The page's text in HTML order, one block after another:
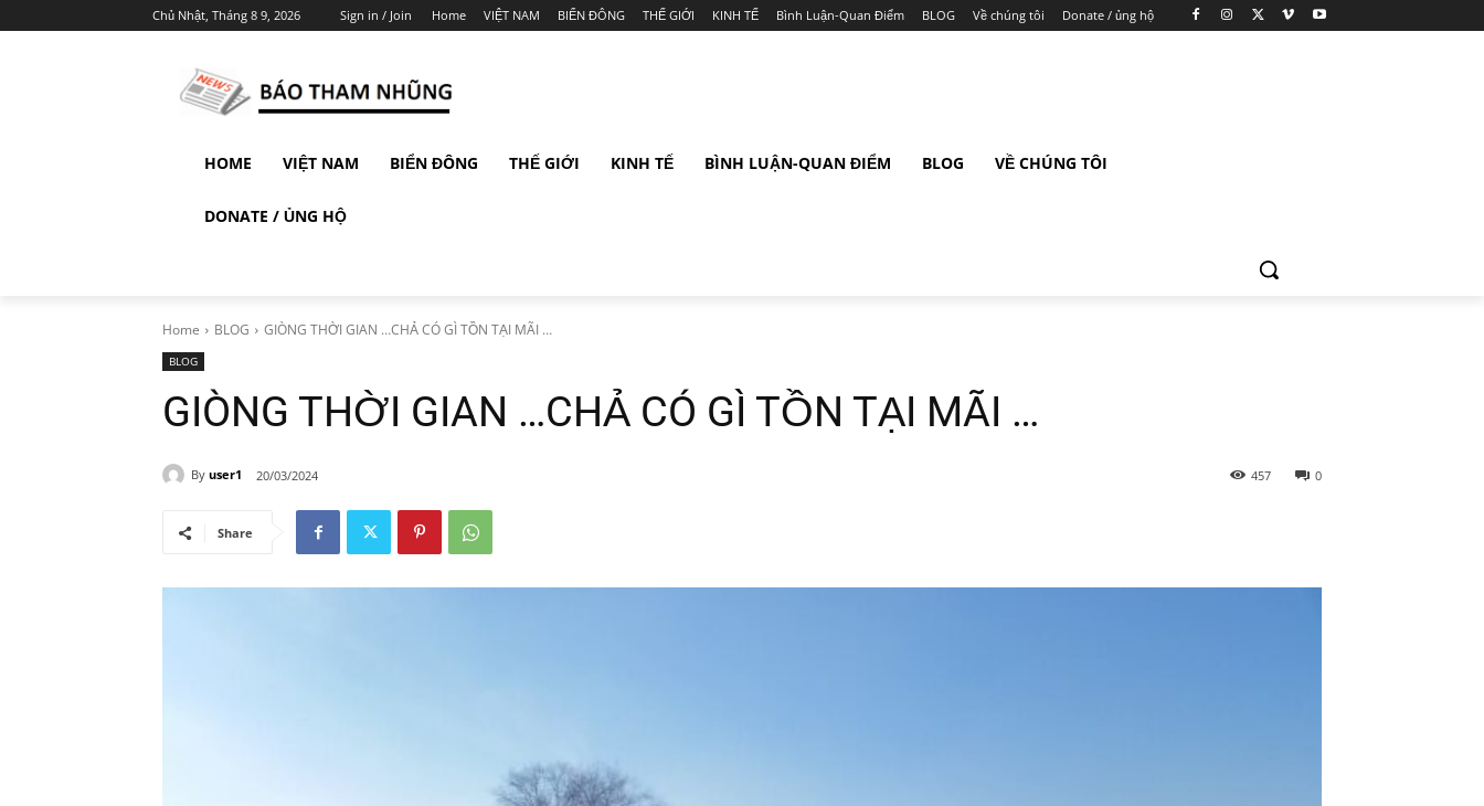
Chủ Nhật, Tháng 8 9, 2026 Sign in / Join Home VIỆT NAM BIỂN ĐÔNG THẾ GIỚI KINH TẾ Bình Luận-Quan Điểm BLOG Về chúng tôi Donate / ủng hộ
HOME VIỆT NAM BIỂN ĐÔNG THẾ GIỚI KINH TẾ BÌNH LUẬN-QUAN ĐIỂM BLOG VỀ CHÚNG TÔI
DONATE / ỦNG HỘ
Home BLOG GIÒNG THỜI GIAN …CHẢ CÓ GÌ TỒN TẠI MÃI …
BLOG
GIÒNG THỜI GIAN …CHẢ CÓ GÌ TỒN TẠI MÃI …
By user1 20/03/2024 0
457
Share